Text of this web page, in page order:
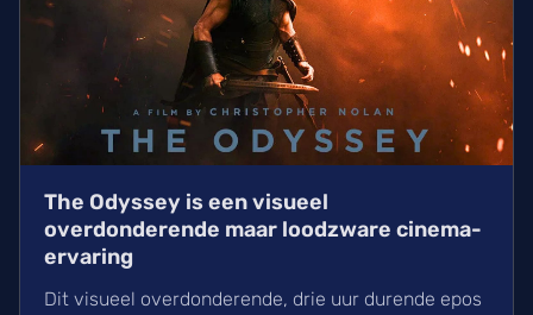
The Odyssey is een visueel
overdonderende maar loodzware cinema-
ervaring
Dit visueel overdonderende, drie uur durende epos